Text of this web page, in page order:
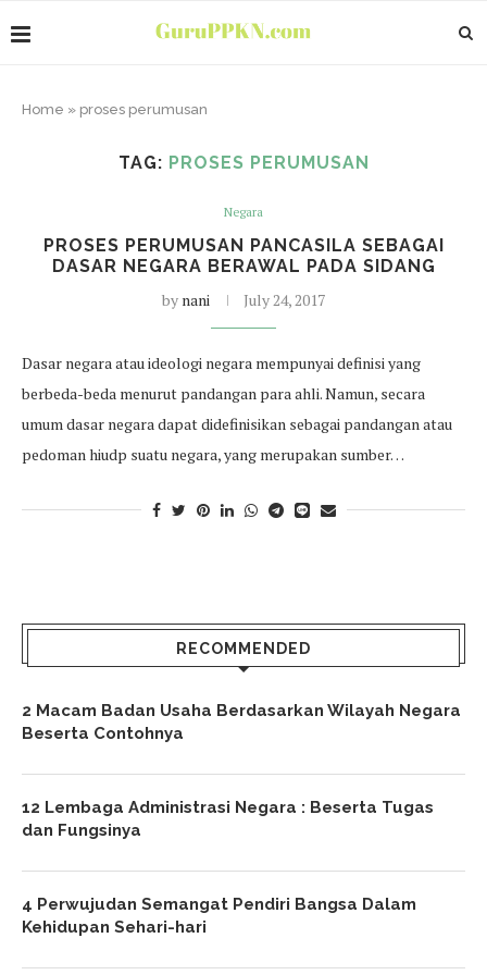
Home » proses perumusan
TAG: PROSES PERUMUSAN
Negara
PROSES PERUMUSAN PANCASILA SEBAGAI
DASAR NEGARA BERAWAL PADA SIDANG
by nani July 24, 2017
Dasar negara atau ideologi negara mempunyai definisi yang
berbeda-beda menurut pandangan para ahli. Namun, secara
umum dasar negara dapat didefinisikan sebagai pandangan atau
pedoman hiudp suatu negara, yang merupakan sumber…
RECOMMENDED
2 Macam Badan Usaha Berdasarkan Wilayah Negara
Beserta Contohnya
12 Lembaga Administrasi Negara : Beserta Tugas
dan Fungsinya
4 Perwujudan Semangat Pendiri Bangsa Dalam
Kehidupan Sehari-hari